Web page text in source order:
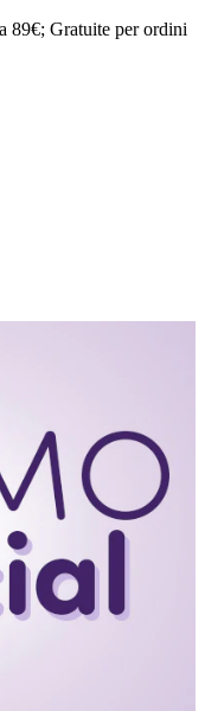
a 89€; Gratuite perordini